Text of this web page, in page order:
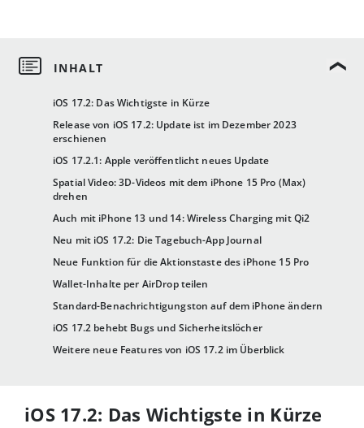
iOS 17.2: Das Wichtigste in Kürze
Release von iOS 17.2: Update ist im Dezember 2023
erschienen
iOS 17.2.1: Apple veröffentlicht neues Update
Spatial Video: 3D-Videos mit dem iPhone 15 Pro (Max)
drehen
Auch mit iPhone 13 und 14: Wireless Charging mit Qi2
Neu mit iOS 17.2: Die Tagebuch-App Journal
Neue Funktion für die Aktionstaste des iPhone 15 Pro
Wallet-Inhalte per AirDrop teilen
Standard-Benachrichtigungston auf dem iPhone ändern
iOS 17.2 behebt Bugs und Sicherheitslöcher
Weitere neue Features von iOS 17.2 im Überblick
iOS 17.2: Das Wichtigste in Kürze